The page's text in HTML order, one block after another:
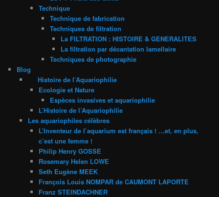
Technique
Technique de fabrication
Techniques de filtration
La FILTRATION : HISTOIRE & GENERALITES
La filtration par décantation lamellaire
Techniques de photographie
Blog
Histoire de l’Aquariophilie
Ecologie et Nature
Espèces invasives et aquariophilie
L’Histoire de l’Aquariophilie
Les aquariophiles célèbres
L’Inventeur de l’aquarium est français ! …et, en plus,
c’est une femme !
Philip Henry GOSSE
Rosemary Helen LOWE
Seth Eugène MEEK
François Louis NOMPAR de CAUMONT LAPORTE
Franz STEINDACHNER